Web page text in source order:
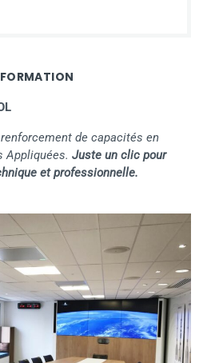
de capacités en
Appliquées. Juste un clic pour
et professionnelle.